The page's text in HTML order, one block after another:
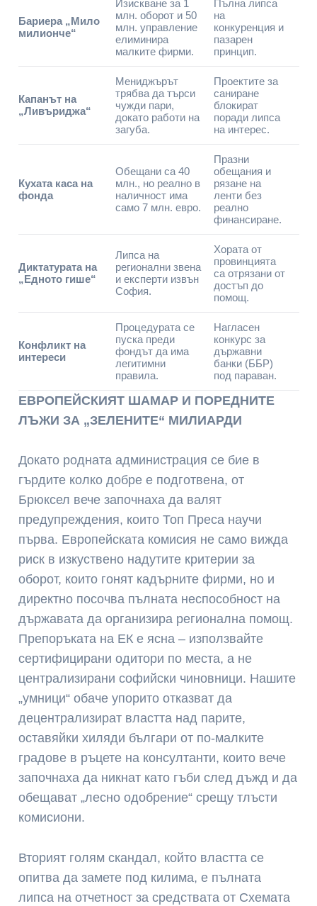
Бариера „Мило
милионче“
Изискване за 1
млн. оборот и 50
млн. управление
елиминира
малките фирми.
Пълна липса
на
конкуренция и
пазарен
принцип.
Капанът на
„Ливъриджа“
Мениджърът
трябва да търси
чужди пари,
докато работи на
загуба.
Проектите за
саниране
блокират
поради липса
на интерес.
Кухата каса на
фонда
Обещани са 40
млн., но реално в
наличност има
само 7 млн. евро.
Празни
обещания и
рязане на
ленти без
реално
финансиране.
Диктатурата на
„Едното гише“
Липса на
регионални звена
и експерти извън
София.
Хората от
провинцията
са отрязани от
достъп до
помощ.
Конфликт на
интереси
Процедурата се
пуска преди
фондът да има
легитимни
правила.
Нагласен
конкурс за
държавни
банки (ББР)
под параван.
ЕВРОПЕЙСКИЯТ ШАМАР И ПОРЕДНИТЕ
ЛЪЖИ ЗА „ЗЕЛЕНИТЕ“ МИЛИАРДИ
Докато родната администрация се бие в
гърдите колко добре е подготвена, от
Брюксел вече започнаха да валят
предупреждения, които Топ Преса научи
първа. Европейската комисия не само вижда
риск в изкуствено надутите критерии за
оборот, които гонят кадърните фирми, но и
директно посочва пълната неспособност на
държавата да организира регионална помощ.
Препоръката на ЕК е ясна – използвайте
сертифицирани одитори по места, а не
централизирани софийски чиновници. Нашите
„умници“ обаче упорито отказват да
децентрализират властта над парите,
оставяйки хиляди българи от по-малките
градове в ръцете на консултанти, които вече
започнаха да никнат като гъби след дъжд и да
обещават „лесно одобрение“ срещу тлъсти
комисиони.
Вторият голям скандал, който властта се
опитва да замете под килима, е пълната
липса на отчетност за средствата от Схемата